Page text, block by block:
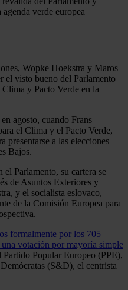
verde europea
Wopke Hoekstra y Maros
el visto bueno del Parlamento
Clima y Pacto Verde en la
agosto, cuando Frans
el Clima y el Pacto Verde,
presentarse a las elecciones
Bajos.
el Parlamento, su cartera se
de Asuntos Exteriores y
y el socialista eslovaco,
de la Comisión Europea para
formalmente por los 705
votación por mayoría simple
Partido Popular Europeo (PPE),
(S&D), el centrista